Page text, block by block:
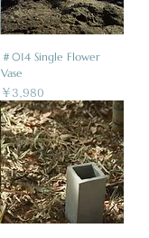
＃014 Single Flower
Vase
価格
￥3,980